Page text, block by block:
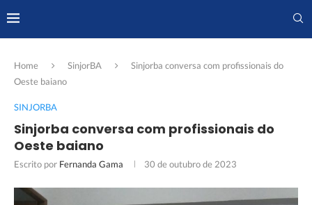
Home SinjorBA
Sinjorba conversa com profissionais do
Oeste baiano
SINJORBA
Sinjorba conversa com profissionais do
Oeste baiano
Escrito por Fernanda Gama 30 de outubro de 2023